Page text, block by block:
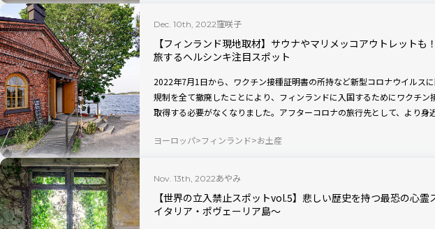
Dec. 10th, 2022窪咲子
【フィンランド現地取材】サウナやマリメッコアウトレットも
旅するヘルシンキ注目スポット
2022年7月1日から、ワクチン接種証明書の所持など新型コロナウイルス
規制を全て撤廃したことにより、フィンランドに入国するためにワクチン
取得する必要がなくなりました。アフターコロナの旅行先として、より身
訪れた、首都ヘルシンキの話題のスポットから新規オープンのホテルまで
ヨーロッパ フィンランド お土産
Nov. 13th, 2022あやみ
【世界の立入禁止スポットvol.5】悲しい歴史を持つ最恐の心霊
イタリア・ポヴェーリア島〜